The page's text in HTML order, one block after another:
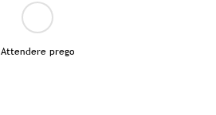
Attendere prego